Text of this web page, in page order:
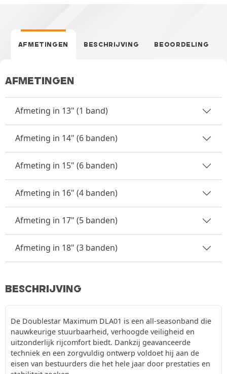
AFMETINGEN BESCHRIJVING BEOORDELING
AFMETINGEN
Afmeting in 13" (1 band)
Afmeting in 14" (6 banden)
Afmeting in 15" (6 banden)
Afmeting in 16" (4 banden)
Afmeting in 17" (5 banden)
Afmeting in 18" (3 banden)
BESCHRIJVING
De Doublestar Maximum DLA01 is een all-seasonband die
nauwkeurige stuurbaarheid, verhoogde veiligheid en
uitzonderlijk rijcomfort biedt. Dankzij geavanceerde
techniek en een zorgvuldig ontwerp voldoet hij aan de
eisen van bestuurders die het hele jaar door prestaties en